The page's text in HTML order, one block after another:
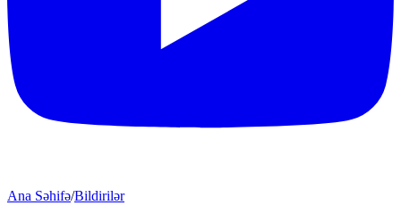
Ana Səhifə/Bildirilər